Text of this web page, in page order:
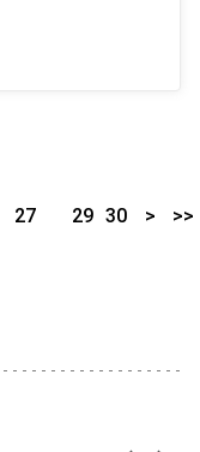
27
29 30 > >>